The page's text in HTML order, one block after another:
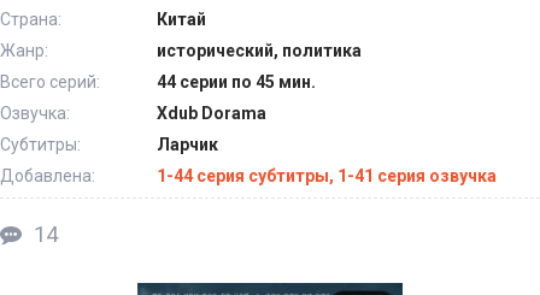
Страна:
Китай
Жанр:
исторический, политика
Всего серий:
44 серии по 45 мин.
Озвучка:
Xdub Dorama
Субтитры:
Ларчик
Добавлена:
1-44 серия субтитры, 1-41 серия озвучка
14